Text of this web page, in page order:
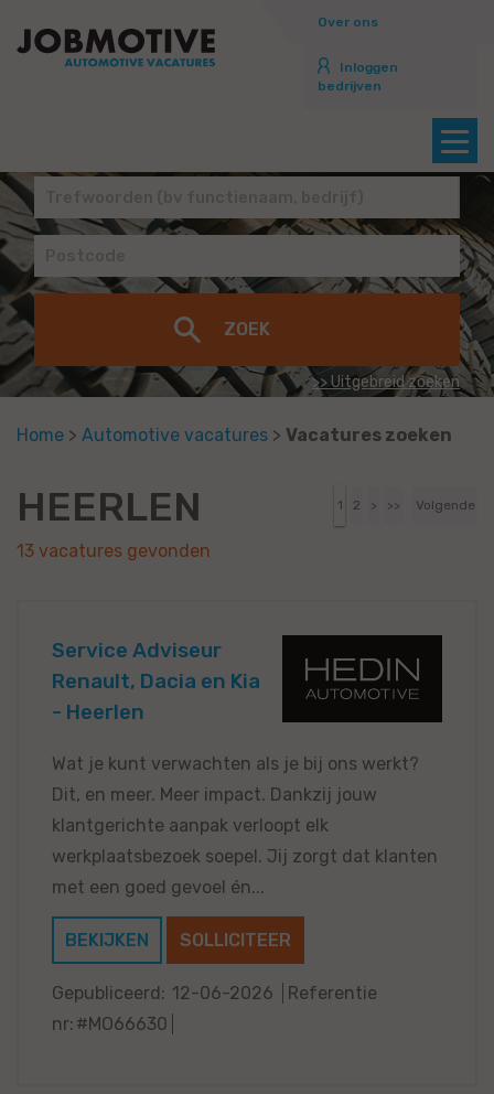
Over ons
Inloggen
bedrijven
>> Uitgebreid zoeken
Home > Automotive vacatures > Vacatures zoeken
HEERLEN
13 vacatures gevonden
1 2 > >> Volgende
Service Adviseur
Renault, Dacia en Kia
- Heerlen
Wat je kunt verwachten als je bij ons werkt?
Dit, en meer. Meer impact. Dankzij jouw
klantgerichte aanpak verloopt elk
werkplaatsbezoek soepel. Jij zorgt dat klanten
met een goed gevoel én...
BEKIJKEN SOLLICITEER
Gepubliceerd: 12-06-2026
Referentie
nr: #MO66630